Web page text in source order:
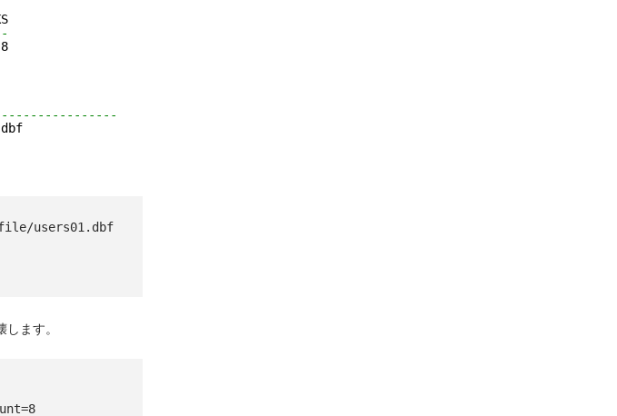
users01.dbf
ます。